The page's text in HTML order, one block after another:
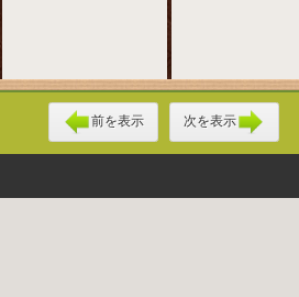
前を表示 次を表示